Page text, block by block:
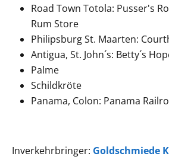
Road Town Totola: Pusser's
Rum Store
Philipsburg St. Maarten:
Antigua, St. John´s: Betty´s
Palme
Schildkröte
Panama, Colon: Panama
Inverkehrbringer: Goldschmiede